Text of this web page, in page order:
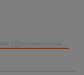
O postare distribuită de Survivor Romania (@survivorromania.oficial)